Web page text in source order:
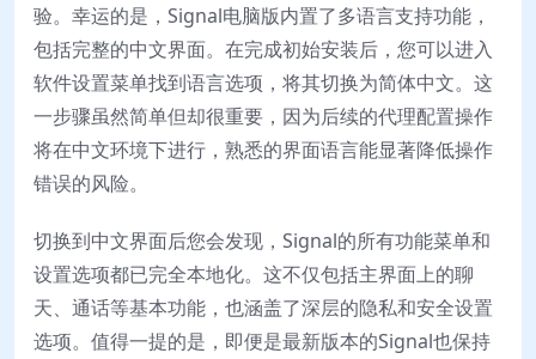
验。幸运的是，Signal电脑版内置了多语言支持功能，
包括完整的中文界面。在完成初始安装后，您可以进入
软件设置菜单找到语言选项，将其切换为简体中文。这
一步骤虽然简单但却很重要，因为后续的代理配置操作
将在中文环境下进行，熟悉的界面语言能显著降低操作
错误的风险。
切换到中文界面后您会发现，Signal的所有功能菜单和
设置选项都已完全本地化。这不仅包括主界面上的聊
天、通话等基本功能，也涵盖了深层的隐私和安全设置
选项。值得一提的是，即便是最新版本的Signal也保持